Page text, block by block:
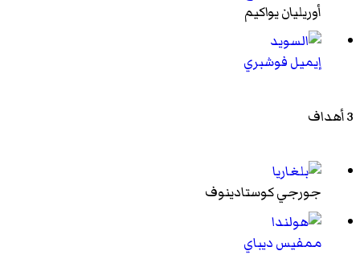
أوريليان يواكيم
إيميل فوشبري
3 أهداف
جورجي كوستادينوف
ممفيس ديباي